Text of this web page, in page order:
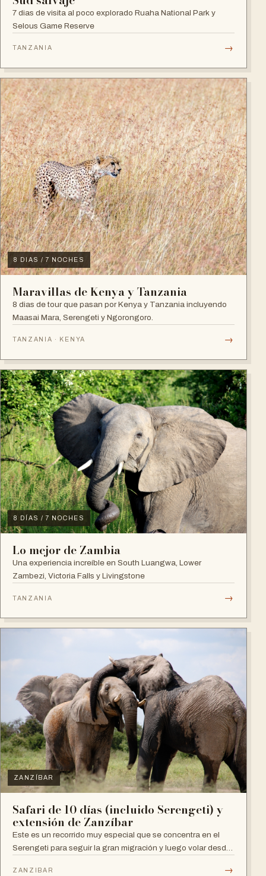
7 dias de visita al poco explorado Ruaha National Park y
Selous Game Reserve
TANZANIA →
8 DIAS / 7 NOCHES
Maravillas de Kenya y Tanzania
8 dias de tour que pasan por Kenya y Tanzania incluyendo
Maasai Mara, Serengeti y Ngorongoro.
TANZANIA · KENYA →
8 DÍAS / 7 NOCHES
Lo mejor de Zambia
Una experiencia increíble en South Luangwa, Lower
Zambezi, Victoria Falls y Livingstone
TANZANIA →
ZANZÍBAR
Safari de 10 días (incluido Serengeti) y
extensión de Zanzíbar
Este es un recorrido muy especial que se concentra en el
Serengeti para seguir la gran migración y luego volar desde
ZANZIBAR →